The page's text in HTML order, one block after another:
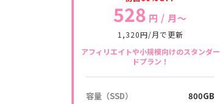
528 円 / 月〜
1,320円/月で更新
アフィリエイトや小規模向けのスタンダー
ドプラン！
容量（SSD）
800GB